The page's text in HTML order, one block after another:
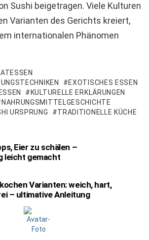
Sushi beigetragen. Viele Kulturen
Varianten des Gerichts kreiert,
internationalen Phänomen
EXOTISCHES ESSEN
KULTURELLE ERKLÄRUNGEN
NAHRUNGSMITTELGESCHICHTE
URSPRUNG TRADITIONELLE KÜCHE
Eier zu schälen –
leicht gemacht
Varianten: weich, hart,
– ultimative Anleitung